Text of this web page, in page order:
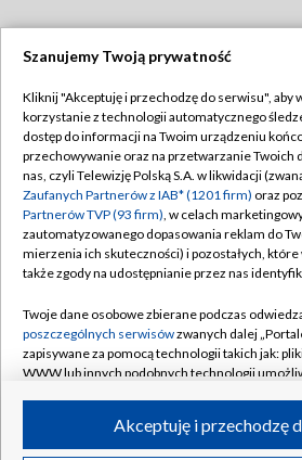
TVP
Abonament TVP
Emisja w TVP
Centrum informacji TVP
Naziemna Telewizja Cyfrowa
Rada Programowa
System NOS
Informacje o nadawcy
Program dla prasy
Regulamin
Polityka
Moje zgody
Pomoc
Kontakt
Kanały
Szanujemy Twoją prywatność
Kliknij "Akceptuję i przechodzę do serwisu", aby
korzystanie z technologii automatycznego
dostęp do informacji na Twoim urządzeniu
przechowywanie oraz na przetwarzanie Twoich
nas, czyli Telewizję Polską S.A. w likwidacji
Zaufanych Partnerów z IAB* (1201 firm) oraz
Partnerów TVP (93 firm), w celach
zautomatyzowanego dopasowania reklam do
mierzenia ich skuteczności) i pozostałych,
także zgody na udostępnianie przez nas
Twoje dane osobowe zbierane podczas
poszczególnych serwisówzwanych dalej
zapisywane za pomocą technologii takich jak:
WWW lub innych podobnych technologii
ruchu w Internecie.Akceptuję i przechodzę